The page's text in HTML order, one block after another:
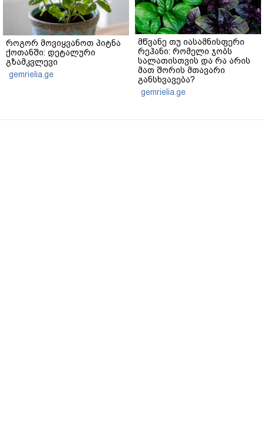
როგორ მოვიყვანოთ პიტნა
ქოთანში: დეტალური
გზამკვლევი
gemrielia.ge
მწვანე თუ იასამნისფერი
რეჰანი: რომელი ჯობს
სალათისთვის და რა არის
მათ შორის მთავარი
განსხვავება?
gemrielia.ge